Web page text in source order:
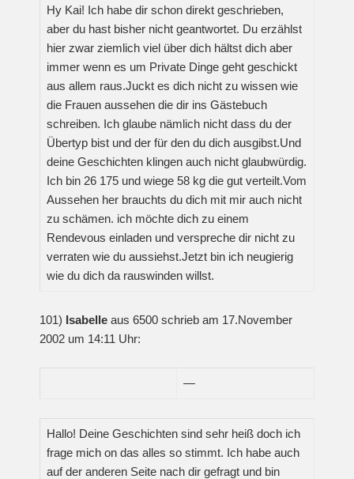
Hy Kai! Ich habe dir schon direkt geschrieben,
aber du hast bisher nicht geantwortet. Du erzählst
hier zwar ziemlich viel über dich hältst dich aber
immer wenn es um Private Dinge geht geschickt
aus allem raus.Juckt es dich nicht zu wissen wie
die Frauen aussehen die dir ins Gästebuch
schreiben. Ich glaube nämlich nicht dass du der
Übertyp bist und der für den du dich ausgibst.Und
deine Geschichten klingen auch nicht glaubwürdig.
Ich bin 26 175 und wiege 58 kg die gut verteilt.Vom
Aussehen her brauchts du dich mit mir auch nicht
zu schämen. ich möchte dich zu einem
Rendevous einladen und verspreche dir nicht zu
verraten wie du aussiehst.Jetzt bin ich neugierig
wie du dich da rauswinden willst.
101) Isabelle aus 6500 schrieb am 17.November
2002 um 14:11 Uhr:
—
Hallo! Deine Geschichten sind sehr heiß doch ich
frage mich on das alles so stimmt. Ich habe auch
auf der anderen Seite nach dir gefragt und bin